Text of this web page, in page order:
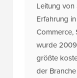
Leitung von
Erfahrung
Commerce,
wurde
größte
der